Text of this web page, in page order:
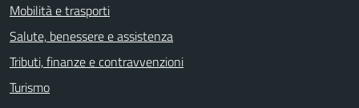
Mobilità e trasporti
Salute, benessere e assistenza
Tributi, finanze e contravvenzioni
Turismo